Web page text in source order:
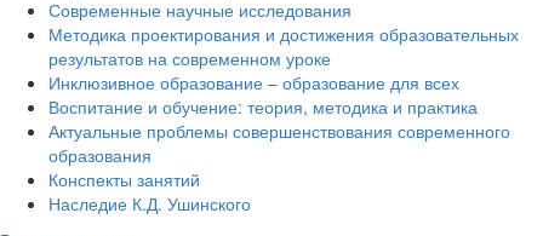
Современные научные исследования
Методика проектирования и достижения образовательных
результатов на современном уроке
Инклюзивное образование – образование для всех
Воспитание и обучение: теория, методика и практика
Актуальные проблемы совершенствования современного
образования
Конспекты занятий
Наследие К.Д. Ушинского